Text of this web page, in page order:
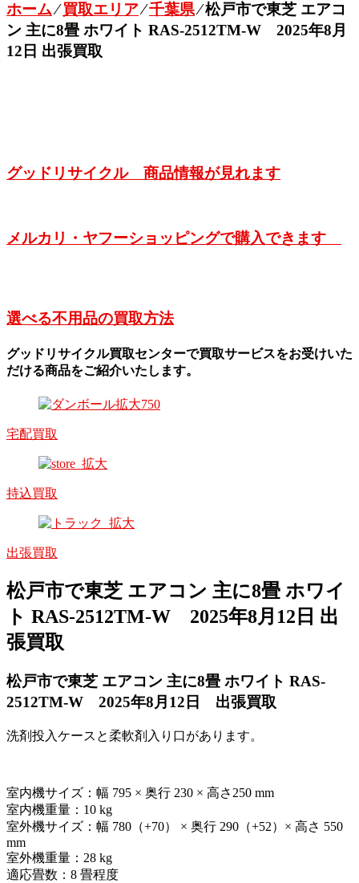
ホーム⁄買取エリア⁄千葉県⁄松戸市で東芝 エアコ
ン 主に8畳 ホワイト RAS-2512TM-W 2025年8月
12日 出張買取
グッドリサイクル 商品情報が見れます
メルカリ・ヤフーショッピングで購入できます
選べる不用品の買取方法
グッドリサイクル買取センターで買取サービスをお受けいた
だける商品をご紹介いたします。
宅配買取
持込買取
出張買取
松戸市で東芝 エアコン 主に8畳 ホワイ
ト RAS-2512TM-W 2025年8月12日 出
張買取
松戸市で東芝 エアコン 主に8畳 ホワイト RAS-
2512TM-W 2025年8月12日 出張買取
洗剤投入ケースと柔軟剤入り口があります。
室内機サイズ：幅 795 × 奥行 230 × 高さ250 mm
室内機重量：10 kg
室外機サイズ：幅 780（+70） × 奥行 290（+52）× 高さ 550
mm
室外機重量：28 kg
適応畳数：8 畳程度